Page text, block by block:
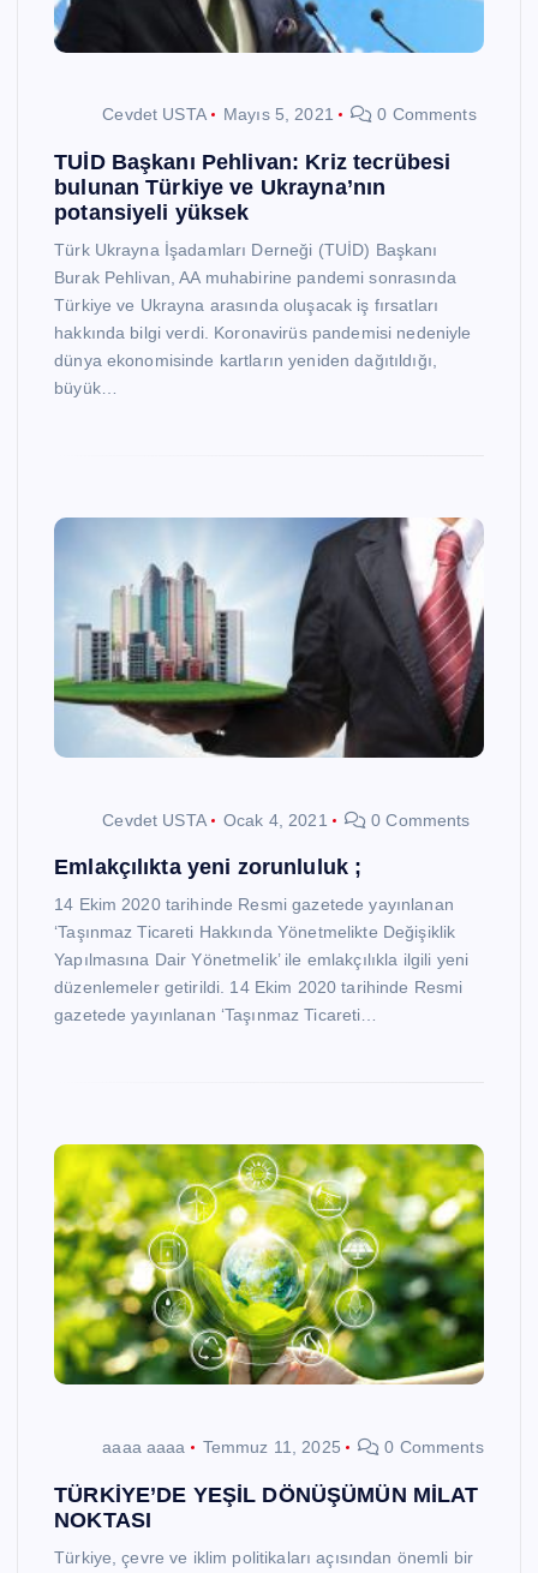
Cevdet USTA Mayıs 5, 2021 0 Comments
TUİD Başkanı Pehlivan: Kriz tecrübesi
bulunan Türkiye ve Ukrayna’nın
potansiyeli yüksek
Türk Ukrayna İşadamları Derneği (TUİD) Başkanı
Burak Pehlivan, AA muhabirine pandemi sonrasında
Türkiye ve Ukrayna arasında oluşacak iş fırsatları
hakkında bilgi verdi. Koronavirüs pandemisi nedeniyle
dünya ekonomisinde kartların yeniden dağıtıldığı,
büyük…
Cevdet USTA Ocak 4, 2021 0 Comments
Emlakçılıkta yeni zorunluluk ;
14 Ekim 2020 tarihinde Resmi gazetede yayınlanan
‘Taşınmaz Ticareti Hakkında Yönetmelikte Değişiklik
Yapılmasına Dair Yönetmelik’ ile emlakçılıkla ilgili yeni
düzenlemeler getirildi. 14 Ekim 2020 tarihinde Resmi
gazetede yayınlanan ‘Taşınmaz Ticareti…
aaaa aaaa Temmuz 11, 2025 0 Comments
TÜRKİYE’DE YEŞİL DÖNÜŞÜMÜN MİLAT
NOKTASI
Türkiye, çevre ve iklim politikaları açısından önemli bir